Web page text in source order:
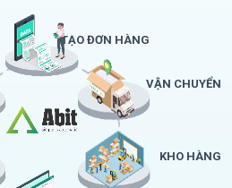
TẠO ĐƠN HÀNG
VẬN CHUYỂN
KHO HÀNG